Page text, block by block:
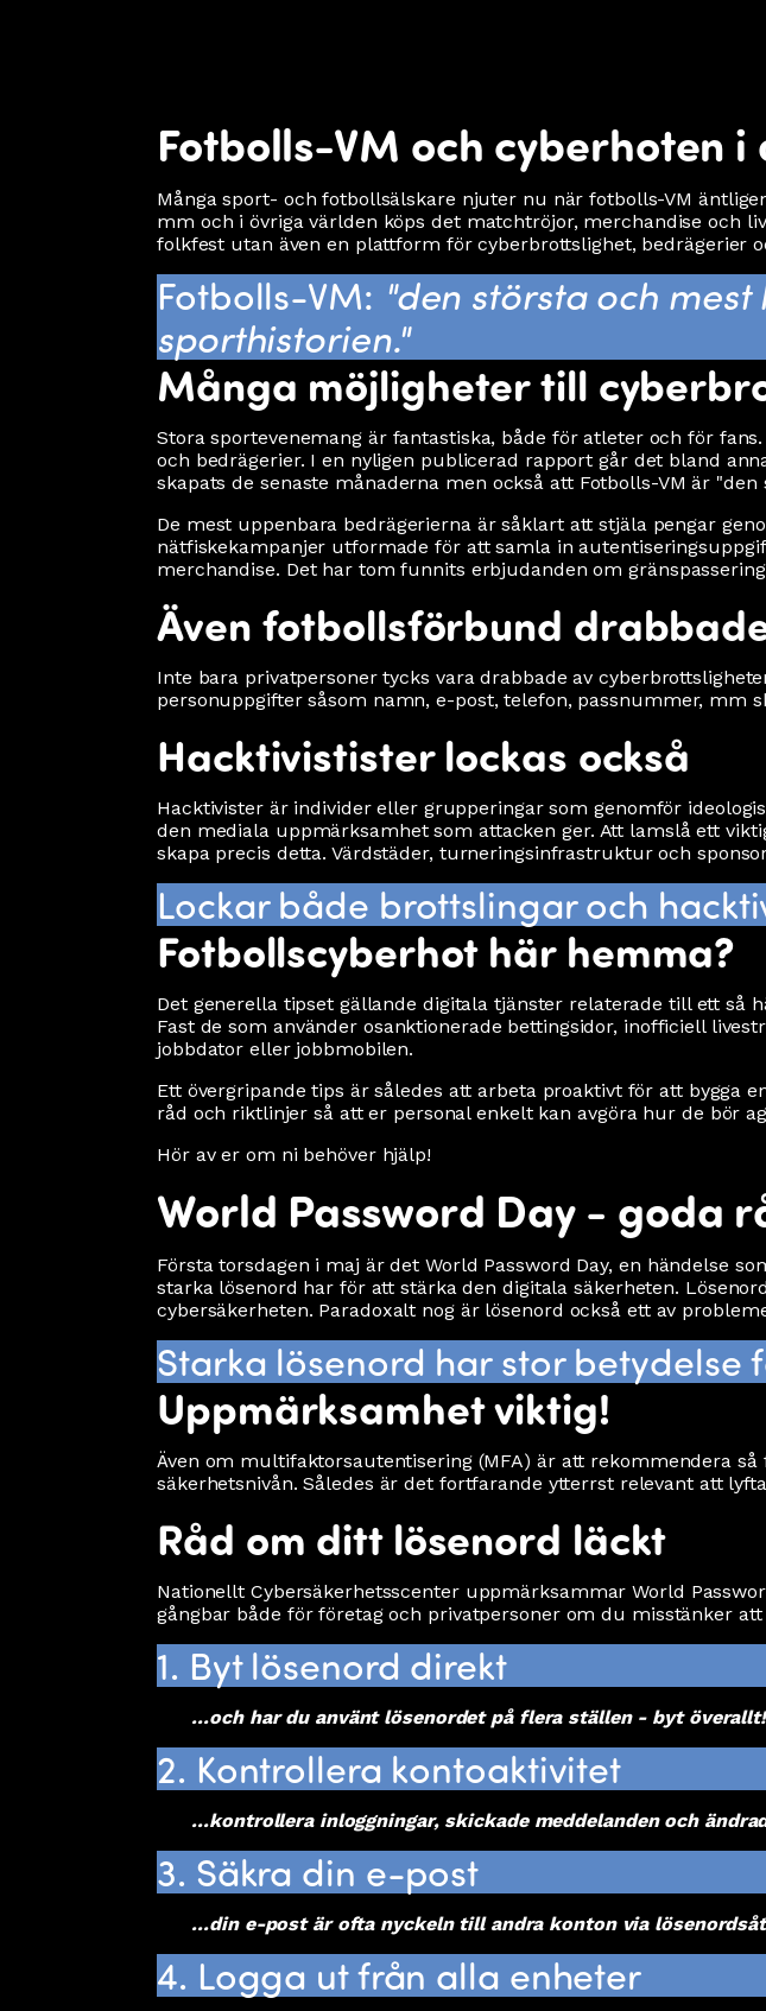
Fotbolls-VM och cyberhoten
Många sport- och fotbollsälskare njuter nu när fotbolls-VM
mm och i övriga världen köps det matchtröjor, merchandise och
folkfest utan även en plattform för cyberbrottslighet, bedrägerier
Fotbolls-VM: "den största och
sporthistorien."
Många möjligheter till
Stora sportevenemang är fantastiska, både för atleter och för
och bedrägerier. I en nyligen publicerad rapport går det bland
skapats de senaste månaderna men också att Fotbolls-VM är
De mest uppenbara bedrägerierna är såklart att stjäla pengar
nätfiskekampanjer utformade för att samla in
merchandise. Det har tom funnits erbjudanden om
Även fotbollsförbund
Inte bara privatpersoner tycks vara drabbade av
personuppgifter såsom namn, e-post, telefon, passnummer,
Hacktivistister lockas också
Hacktivister är individer eller grupperingar som genomför
den mediala uppmärksamhet som attacken ger. Att lamslå ett
skapa precis detta. Värdstäder, turneringsinfrastruktur och
Lockar både brottslingar och
Fotbollscyberhot här hemma?
Det generella tipset gällande digitala tjänster relaterade till ett så
Fast de som använder osanktionerade bettingsidor, inofficiell
jobbdator eller jobbmobilen.
Ett övergripande tips är således att arbeta proaktivt för att bygga
råd och riktlinjer så att er personal enkelt kan avgöra hur de bör
Hör av er om ni behöver hjälp!
World Password Day - goda
Första torsdagen i maj är det World Password Day, en händelse
starka lösenord har för att stärka den digitala säkerheten.
cybersäkerheten. Paradoxalt nog är lösenord också ett av
Starka lösenord har stor
Uppmärksamhet viktig!
Även om multifaktorsautentisering (MFA) är att rekommendera
säkerhetsnivån. Således är det fortfarande ytterrst relevant att
Råd om ditt lösenord läckt
Nationellt Cybersäkerhetsscenter uppmärksammar World
gångbar både för företag och privatpersoner om du misstänker
1. Byt lösenord direkt
...och har du använt lösenordet på flera ställen - byt överallt!
2. Kontrollera kontoaktivitet
...kontrollera inloggningar, skickade meddelanden och
3. Säkra din e-post
...din e-post är ofta nyckeln till andra konton via
4. Logga ut från alla enheter